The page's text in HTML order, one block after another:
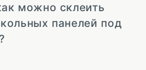
можно склеить
панелей под